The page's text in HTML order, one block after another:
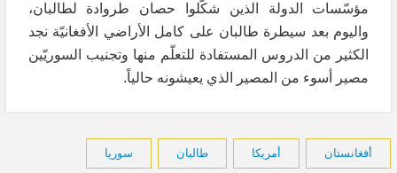
مؤسّسات الدولة الذين شكّلوا حصان طروادة لطالبان،
واليوم بعد سيطرة طالبان على كامل الأراضي الأفغانيّة نجد
الكثير من الدروس المستفادة للتعلّم منها وتجنيب السوريّين
مصير أسوء من المصير الذي يعيشونه حالياً.
أفغانستان أمريكا طالبان سوريا